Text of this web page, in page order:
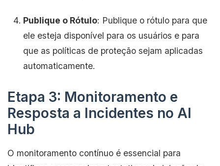
Publique o Rótulo: Publique o rótulo para que
ele esteja disponível para os usuários e para
que as políticas de proteção sejam aplicadas
automaticamente.
Etapa 3: Monitoramento e
Resposta a Incidentes no AI
Hub
O monitoramento contínuo é essencial para